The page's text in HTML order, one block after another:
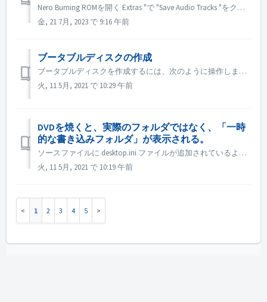
Nero Burning ROMを開く Extras "で "Save Audio Tracks "をクリックします。 source」タブで、トラックを選択します。 出力 "タブで、出力を設定します。 ボタン「コピー」をクリックします。 Nero Exp...
金, 21 7月, 2023 で 9:16 午前
ブータブルディスクの作成
ブータブルディスクを作成するには、次のように操作します。 1.Nero Burning ROMのメイン画面で［New］ボタンをクリックします。 →「New Compilation」ウィンドウが表示されます。 2.ドロップダウンメニューから希望のディスクフォーマットを選択します。 3.ブートコンピ...
火, 11 5月, 2021 で 10:29 午前
DVDを焼くと、実際のフォルダではなく、「一時
的な書き込みフォルダ」が表示される。
ソースファイルに desktop.ini ファイルが追加されているようです。エクスプローラーがそのファイルを読み、この特定のフォルダがリソースID付きのローカライズされた名前を持っていることを発見します。解決されたローカライズ名は「Temporary Burn Folder」と表示されます。 基本的に、これは...
火, 11 5月, 2021 で 10:19 午前
1 2 3 4 5